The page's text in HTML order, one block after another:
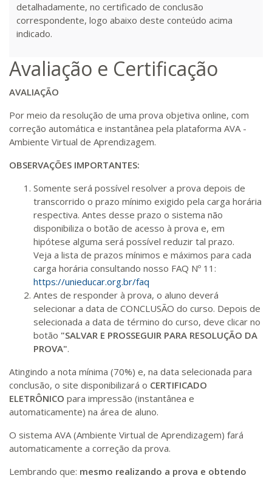
440 H 55dias 150dias
R$ 2.240,16
Matricular
detalhadamente, no certificado de conclusão
correspondente, logo abaixo deste conteúdo acima
indicado.
Avaliação e Certificação
AVALIAÇÃO
Por meio da resolução de uma prova objetiva online, com
correção automática e instantânea pela plataforma AVA -
Ambiente Virtual de Aprendizagem.
OBSERVAÇÕES IMPORTANTES:
Somente será possível resolver a prova depois de
transcorrido o prazo mínimo exigido pela carga horária
respectiva. Antes desse prazo o sistema não
disponibiliza o botão de acesso à prova e, em
hipótese alguma será possível reduzir tal prazo.
Veja a lista de prazos mínimos e máximos para cada
carga horária consultando nosso FAQ Nº 11:
https://unieducar.org.br/faq
Antes de responder à prova, o aluno deverá
selecionar a data de CONCLUSÃO do curso. Depois de
selecionada a data de término do curso, deve clicar no
botão "SALVAR E PROSSEGUIR PARA RESOLUÇÃO DA
PROVA".
Atingindo a nota mínima (70%) e, na data selecionada para
conclusão, o site disponibilizará o CERTIFICADO
ELETRÔNICO para impressão (instantânea e
automaticamente) na área de aluno.
O sistema AVA (Ambiente Virtual de Aprendizagem) fará
automaticamente a correção da prova.
Lembrando que: mesmo realizando a prova e obtendo